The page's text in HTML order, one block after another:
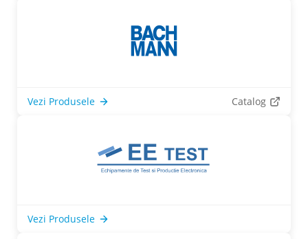
Vezi Produsele Catalog
Vezi Produsele